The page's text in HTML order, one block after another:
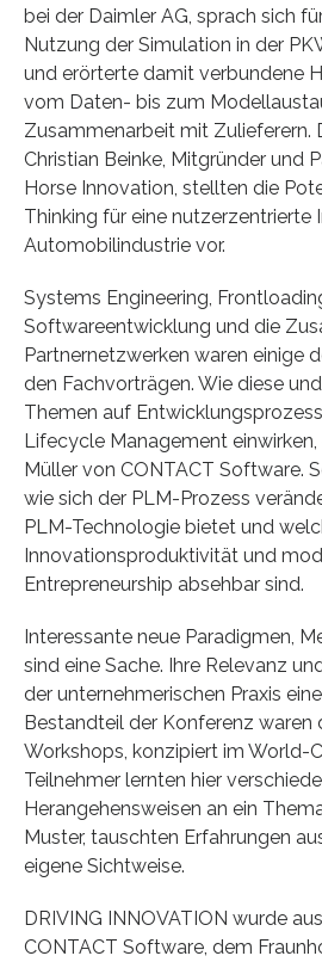
bei der Daimler AG, sprach sich
Nutzung der Simulation in der
und erörterte damit verbundene
vom Daten- bis zum
Zusammenarbeit mit Zulieferern.
Christian Beinke, Mitgründer und
Horse Innovation, stellten die
Thinking für eine nutzerzentrierte
Automobilindustrie vor.
Systems Engineering,
Softwareentwicklung und die
Partnernetzwerken waren einige
den Fachvorträgen. Wie diese
Themen auf
Lifecycle Management einwirken,
Müller von CONTACT Software.
wie sich der PLM-Prozess
PLM-Technologie bietet und
Innovationsproduktivität und
Entrepreneurship absehbar sind.
Interessante neue Paradigmen,
sind eine Sache. Ihre Relevanz
der unternehmerischen Praxis
Bestandteil der Konferenz waren
Workshops, konzipiert im World-
Teilnehmer lernten hier
Herangehensweisen an ein
Muster, tauschten Erfahrungen
eigene Sichtweise.
DRIVING INNOVATION wurde
CONTACT Software, dem